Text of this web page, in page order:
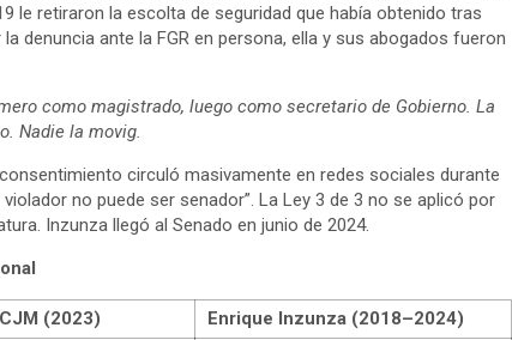
le retiraron la escolta de seguridad que había obtenido tras
denuncia ante la FGR en persona, ella y sus abogados fueron
como magistrado, luego como secretario de Gobierno. La
Nadie la movig.
circuló masivamente en redes sociales durante
no puede ser senador”. La Ley 3 de 3 no se aplicó por
Inzunza llegó al Senado en junio de 2024.
(2023)
Enrique Inzunza (2018–2024)